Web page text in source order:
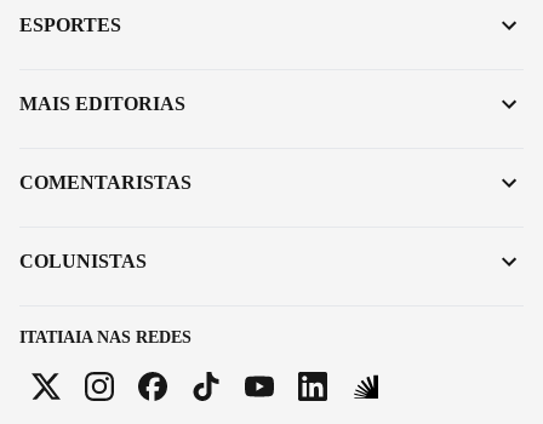
ITATIAIA NAS REDES
ESPORTES
MAIS EDITORIAS
COMENTARISTAS
COLUNISTAS